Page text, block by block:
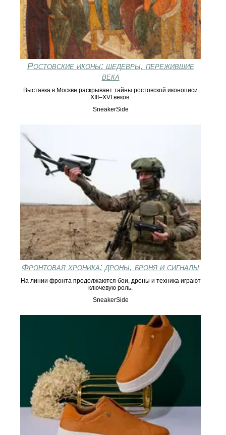
Ростовские иконы: шедевры, пережившие
века
Выставка в Москве раскрывает тайны ростовской иконописи
XIII–XVI веков.
SneakerSide
Фронтовая хроника: дроны, броня и сигналы
На линии фронта продолжаются бои, дроны и техника играют
ключевую роль.
SneakerSide